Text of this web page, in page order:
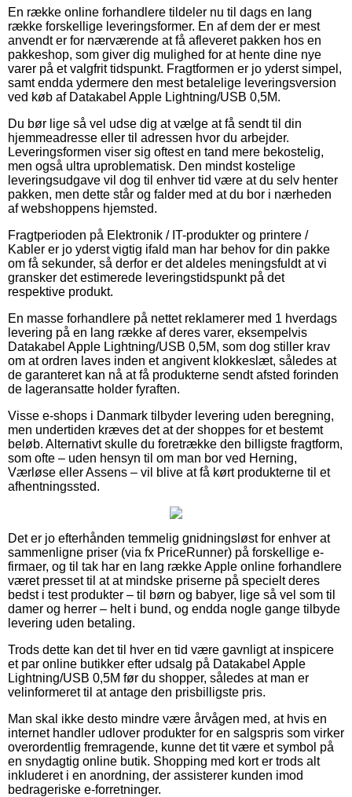
En række online forhandlere tildeler nu til dags en lang
række forskellige leveringsformer. En af dem der er mest
anvendt er for nærværende at få afleveret pakken hos en
pakkeshop, som giver dig mulighed for at hente dine nye
varer på et valgfrit tidspunkt. Fragtformen er jo yderst simpel,
samt endda ydermere den mest betalelige leveringsversion
ved køb af Datakabel Apple Lightning/USB 0,5M.
Du bør lige så vel udse dig at vælge at få sendt til din
hjemmeadresse eller til adressen hvor du arbejder.
Leveringsformen viser sig oftest en tand mere bekostelig,
men også ultra uproblematisk. Den mindst kostelige
leveringsudgave vil dog til enhver tid være at du selv henter
pakken, men dette står og falder med at du bor i nærheden
af webshoppens hjemsted.
Fragtperioden på Elektronik / IT-produkter og printere /
Kabler er jo yderst vigtig ifald man har behov for din pakke
om få sekunder, så derfor er det aldeles meningsfuldt at vi
gransker det estimerede leveringstidspunkt på det
respektive produkt.
En masse forhandlere på nettet reklamerer med 1 hverdags
levering på en lang række af deres varer, eksempelvis
Datakabel Apple Lightning/USB 0,5M, som dog stiller krav
om at ordren laves inden et angivent klokkeslæt, således at
de garanteret kan nå at få produkterne sendt afsted forinden
de lageransatte holder fyraften.
Visse e-shops i Danmark tilbyder levering uden beregning,
men undertiden kræves det at der shoppes for et bestemt
beløb. Alternativt skulle du foretrække den billigste fragtform,
som ofte – uden hensyn til om man bor ved Herning,
Værløse eller Assens – vil blive at få kørt produkterne til et
afhentningssted.
Det er jo efterhånden temmelig gnidningsløst for enhver at
sammenligne priser (via fx PriceRunner) på forskellige e-
firmaer, og til tak har en lang række Apple online forhandlere
været presset til at at mindske priserne på specielt deres
bedst i test produkter – til børn og babyer, lige så vel som til
damer og herrer – helt i bund, og endda nogle gange tilbyde
levering uden betaling.
Trods dette kan det til hver en tid være gavnligt at inspicere
et par online butikker efter udsalg på Datakabel Apple
Lightning/USB 0,5M før du shopper, således at man er
velinformeret til at antage den prisbilligste pris.
Man skal ikke desto mindre være årvågen med, at hvis en
internet handler udlover produkter for en salgspris som virker
overordentlig fremragende, kunne det tit være et symbol på
en snydagtig online butik. Shopping med kort er trods alt
inkluderet i en anordning, der assisterer kunden imod
bedrageriske e-forretninger.